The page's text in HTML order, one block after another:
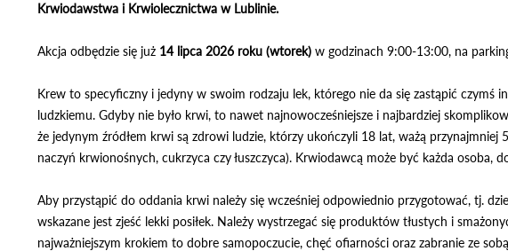
Krwiodawstwa i Krwiolecznictwa w Lublinie.
Akcja odbędzie się już 14 lipca 2026 roku (wtorek) w godzinach 9:00-13:00, na
Krew to specyficzny i jedyny w swoim rodzaju lek, którego nie da się zastąpić czymś
ludzkiemu. Gdyby nie było krwi, to nawet najnowocześniejsze i najbardziej
że jedynym źródłem krwi są zdrowi ludzie, którzy ukończyli 18 lat, ważą
naczyń krwionośnych, cukrzyca czy łuszczyca). Krwiodawcą może być każda osoba,
Aby przystąpić do oddania krwi należy się wcześniej odpowiednio przygotować, tj.
wskazane jest zjeść lekki posiłek. Należy wystrzegać się produktów tłustych i
najważniejszym krokiem to dobre samopoczucie, chęć ofiarności oraz zabranie ze